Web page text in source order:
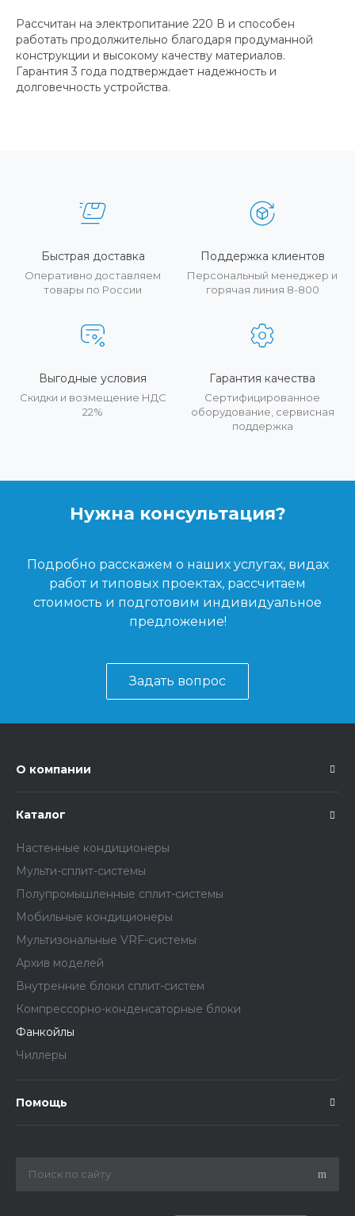
Рассчитан на электропитание 220 В и способен
работать продолжительно благодаря продуманной
конструкции и высокому качеству материалов.
Гарантия 3 года подтверждает надежность и
долговечность устройства.
Быстрая доставка
Оперативно доставляем
товары по России
Поддержка клиентов
Персональный менеджер и
горячая линия 8-800
Выгодные условия
Скидки и возмещение НДС
22%
Гарантия качества
Сертифицированное
оборудование, сервисная
поддержка
Нужна консультация?
Подробно расскажем о наших услугах, видах
работ и типовых проектах, рассчитаем
стоимость и подготовим индивидуальное
предложение!
Задать вопрос
О компании
Каталог
Настенные кондиционеры
Мульти-сплит-системы
Полупромышленные сплит-системы
Мобильные кондиционеры
Мультизональные VRF-системы
Архив моделей
Внутренние блоки сплит-систем
Компрессорно-конденсаторные блоки
Фанкойлы
Чиллеры
Помощь